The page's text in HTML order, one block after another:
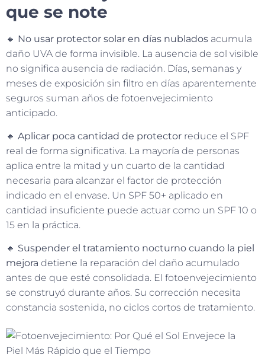
que se note
🔸 No usar protector solar en días nublados acumula
daño UVA de forma invisible. La ausencia de sol visible
no significa ausencia de radiación. Días, semanas y
meses de exposición sin filtro en días aparentemente
seguros suman años de fotoenvejecimiento
anticipado.
🔸 Aplicar poca cantidad de protector reduce el SPF
real de forma significativa. La mayoría de personas
aplica entre la mitad y un cuarto de la cantidad
necesaria para alcanzar el factor de protección
indicado en el envase. Un SPF 50+ aplicado en
cantidad insuficiente puede actuar como un SPF 10 o
15 en la práctica.
🔸 Suspender el tratamiento nocturno cuando la piel
mejora detiene la reparación del daño acumulado
antes de que esté consolidada. El fotoenvejecimiento
se construyó durante años. Su corrección necesita
constancia sostenida, no ciclos cortos de tratamiento.